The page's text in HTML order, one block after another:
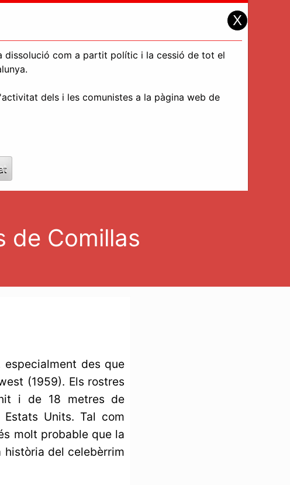
dissolució com a partit polític i la cessió de tot el
dels i les comunistes a la pàgina web de
X
de Comillas
especialment des que
(1959). Els rostres
i de 18 metres de
Units. Tal com
molt probable que la
del celebèrrim